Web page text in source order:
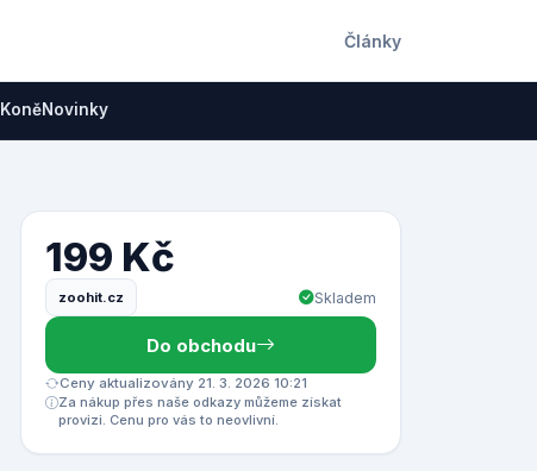
Články
KoněNovinky
199 Kč
zoohit.cz Skladem
Do obchodu
Ceny aktualizovány 21. 3. 2026 10:21
Za nákup přes naše odkazy můžeme získat
provizi. Cenu pro vás to neovlivní.